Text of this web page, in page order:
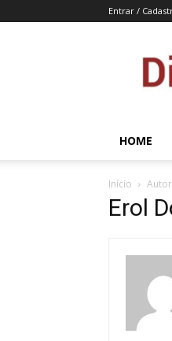
Entrar /
HOME
Início
Erol